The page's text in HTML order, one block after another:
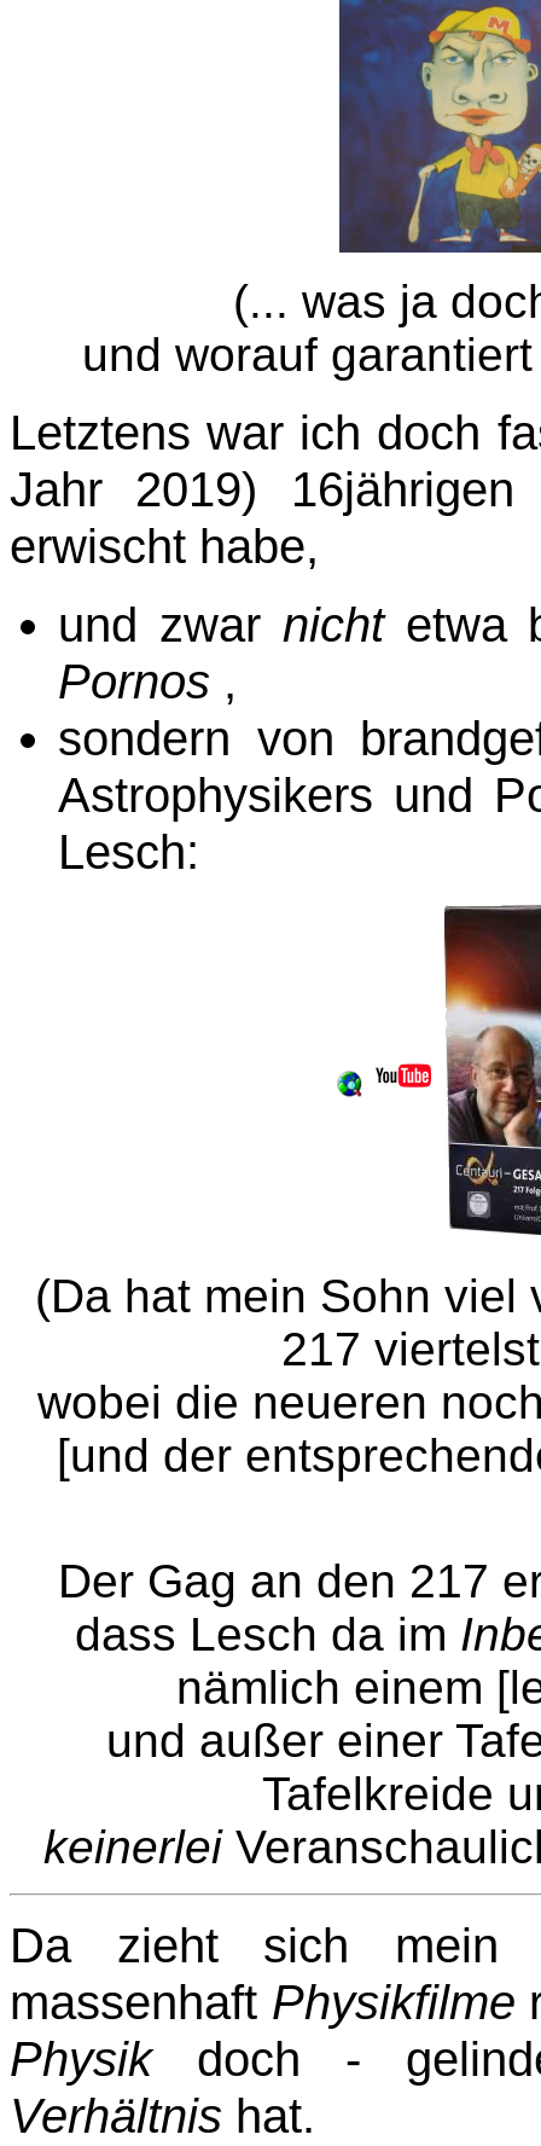
(... was ja
und worauf
Letztens war ich doch
Jahr 2019) 16jährigen
erwischt habe,
und zwar nichtetwa
Pornos ,
sondern von
Astrophysikers und
Lesch:
(Da hat mein Sohn viel
217
wobei die neueren
[und der
Der Gag an den 217
dass Lesch da im
nämlich einem
und außer einer
Tafelkreide
keinerlei
Da zieht sich mein
massenhaft Physikfilme
Physik doch -
Verhältnis hat.